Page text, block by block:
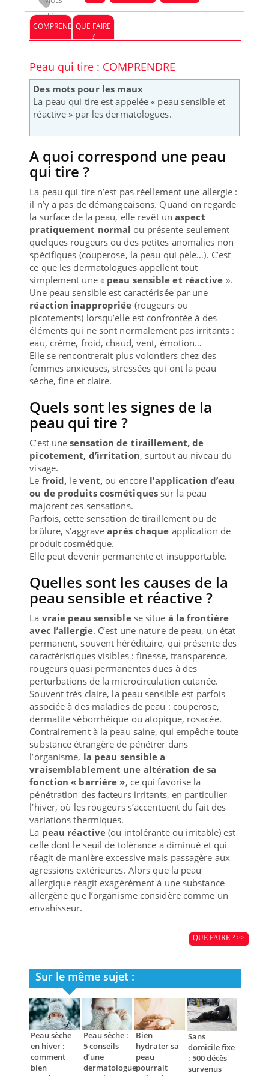
clés :
COMPRENDREQUE FAIRE
?
Peau qui tire : COMPRENDRE
Des mots pour les maux
La peau qui tire est appelée « peau sensible et
réactive » par les dermatologues.
A quoi correspond une peau
qui tire ?
La peau qui tire n’est pas réellement une allergie :
il n’y a pas de démangeaisons. Quand on regarde
la surface de la peau, elle revêt unaspect
pratiquement normal ou présente seulement
quelques rougeurs ou des petites anomalies non
spécifiques (couperose, la peau qui pèle…). C’est
ce que les dermatologues appellent tout
simplement une « peau sensible et réactive ».
Une peau sensible est caractérisée par une
réaction inappropriée (rougeurs ou
picotements) lorsqu’elle est confrontée à des
éléments qui ne sont normalement pas irritants :
eau, crème, froid, chaud, vent, émotion…
Elle se rencontrerait plus volontiers chez des
femmes anxieuses, stressées qui ont la peau
sèche, fine et claire.
Quels sont les signes de la
peau qui tire ?
C’est unesensation de tiraillement, de
picotement, d’irritation, surtout au niveau du
visage.
Le froid, levent, ou encore l’application d’eau
ou de produits cosmétiques sur la peau
majorent ces sensations.
Parfois, cette sensation de tiraillement ou de
brûlure, s’aggraveaprès chaque application de
produit cosmétique.
Elle peut devenir permanente et insupportable.
Quelles sont les causes de la
peau sensible et réactive ?
La vraie peau sensiblese situe à la frontière
avec l’allergie. C’est une nature de peau, un état
permanent, souvent héréditaire, qui présente des
caractéristiques visibles : finesse, transparence,
rougeurs quasi permanentes dues à des
perturbations de la microcirculation cutanée.
Souvent très claire, la peau sensible est parfois
associée à des maladies de peau : couperose,
dermatite séborrhéique ou atopique, rosacée.
Contrairement à la peau saine, qui empêche toute
substance étrangère de pénétrer dans
l’organisme, la peau sensible a
vraisemblablement une altération de sa
fonction « barrière », ce qui favorise la
pénétration des facteurs irritants, en particulier
l’hiver, où les rougeurs s’accentuent du fait des
variations thermiques.
La peau réactive (ou intolérante ou irritable) est
celle dont le seuil de tolérance a diminué et qui
réagit de manière excessive mais passagère aux
agressions extérieures. Alors que la peau
allergique réagit exagérément à une substance
allergène que l’organisme considère comme un
envahisseur.
QUE FAIRE ? >>
Sur le même sujet :
Peau sèche
en hiver :
comment
bien
Peau sèche :
5 conseils
d’une
dermatologue
Bien
hydrater sa
peau
pourrait
Sans
domicile fixe
: 500 décès
survenus